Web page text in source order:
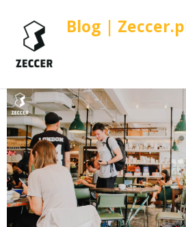
Blog |
Skip
to
content